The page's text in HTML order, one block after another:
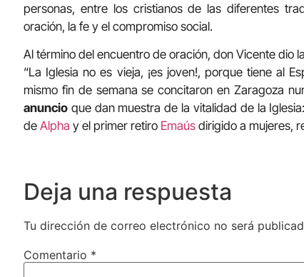
personas, entre los cristianos de las diferentes
oración, la fe y el compromiso social.
Al término del encuentro de oración, don Vicente dio
“La Iglesia no es vieja, ¡es joven!, porque tiene al
mismo fin de semana se concitaron en Zaragoza
anuncio que dan muestra de la vitalidad de la
de Alpha y el primer retiro Emaús dirigido a mujeres,
Deja una respuesta
Tu dirección de correo electrónico no será
Comentario *